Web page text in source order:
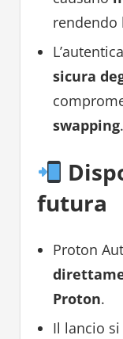
rendendo
sicura
swapping.
futura
Proton
Proton.
Il lancio